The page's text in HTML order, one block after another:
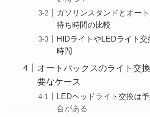
ガソリンスタンドとオー
待ち時間の比較
HIDライトやLEDライト交
時間
オートバックスのライト交
要なケース
LEDヘッドライト交換は
合がある